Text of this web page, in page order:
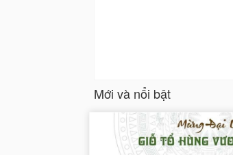
Mới và nổi bật